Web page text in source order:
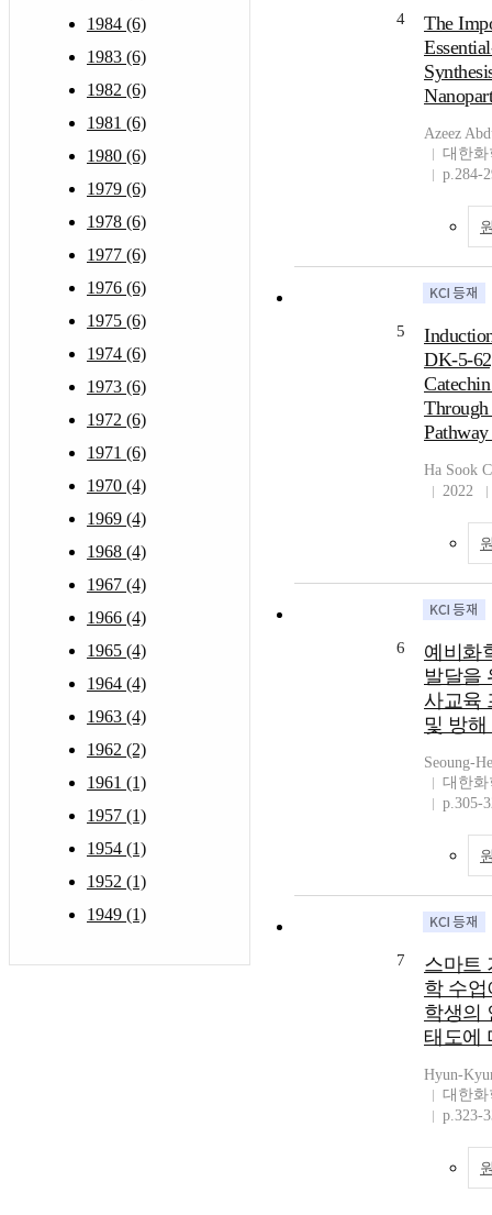
1984 (6)
1983 (6)
1982 (6)
1981 (6)
1980 (6)
1979 (6)
1978 (6)
1977 (6)
1976 (6)
1975 (6)
1974 (6)
1973 (6)
1972 (6)
1971 (6)
1970 (4)
1969 (4)
1968 (4)
1967 (4)
1966 (4)
1965 (4)
1964 (4)
1963 (4)
1962 (2)
1961 (1)
1957 (1)
1954 (1)
1952 (1)
1949 (1)
4
The
Azeez
대한화
p.284-
5
DK-5-
Ha Sook
2022
6
예비화
발달을
사교육
및 방
Seoung-
대한화
p.305-
7
스마트
학 수
학생의
태도에
Hyun-
대한화
p.323-